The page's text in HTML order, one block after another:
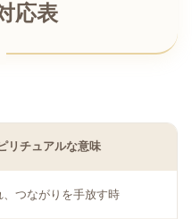
応表
リチュアルな意味
つながりを手放す時